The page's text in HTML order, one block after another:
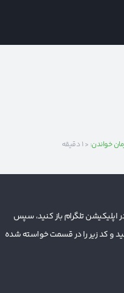
خواندن: < 1 دقیقه
اپلیکیشن تلگرام باز کنید، سپس
و کد زیر را در قسمت خواسته شده